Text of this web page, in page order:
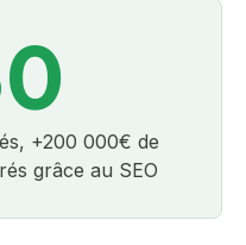
+200 000€ de
grâce au SEO